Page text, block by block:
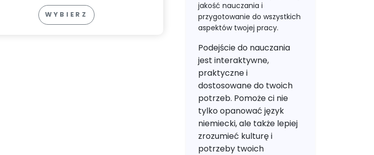
WYBIERZ
jakość nauczania i
przygotowanie do wszystkich
aspektów twojej pracy.
Podejście do nauczania
jest interaktywne,
praktyczne i
dostosowane do twoich
potrzeb. Pomoże ci nie
tylko opanować język
niemiecki, ale także lepiej
zrozumieć kulturę i
potrzeby twoich